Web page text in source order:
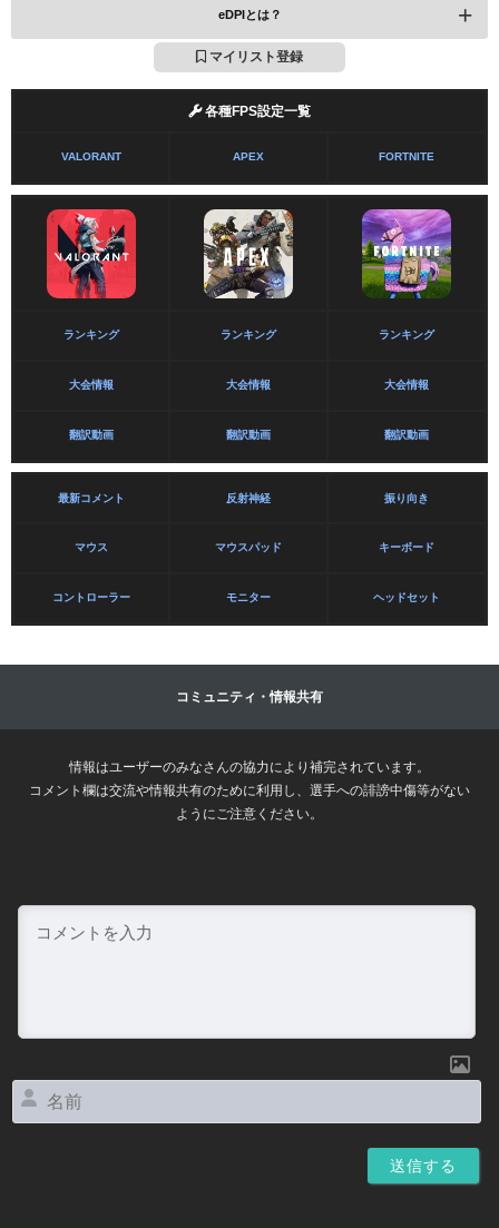
eDPIとは？
マイリスト登録
各種FPS設定一覧
VALORANT APEX FORTNITE
ランキング ランキング ランキング
大会情報 大会情報 大会情報
翻訳動画 翻訳動画 翻訳動画
最新コメント 反射神経 振り向き
マウス マウスパッド キーボード
コントローラー モニター ヘッドセット
コミュニティ・情報共有
情報はユーザーのみなさんの協力により補完されています。
コメント欄は交流や情報共有のために利用し、選手への誹謗中傷等がない
ようにご注意ください。